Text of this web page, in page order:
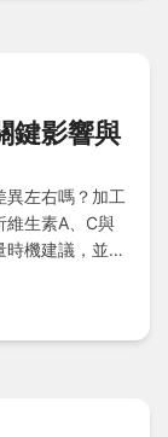
鍵影響與
異左右嗎？加工
維生素A、C與
機建議，並破